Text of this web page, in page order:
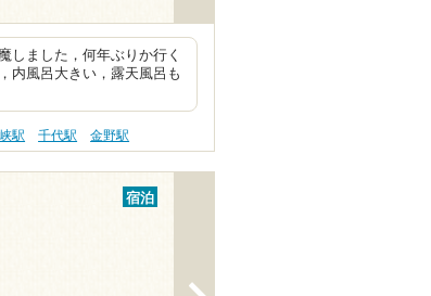
しました，何年ぶりか行く
内風呂大きい，露天風呂も
駅 千代駅 金野駅
宿泊